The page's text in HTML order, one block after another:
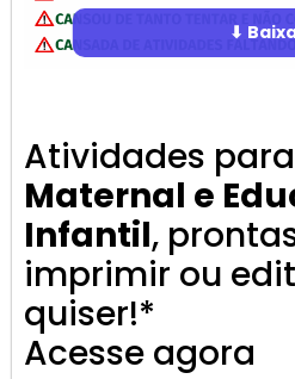
⬇
Atividades
Maternal e
Infantil,
imprimir ou
quiser!*
Acesse agora